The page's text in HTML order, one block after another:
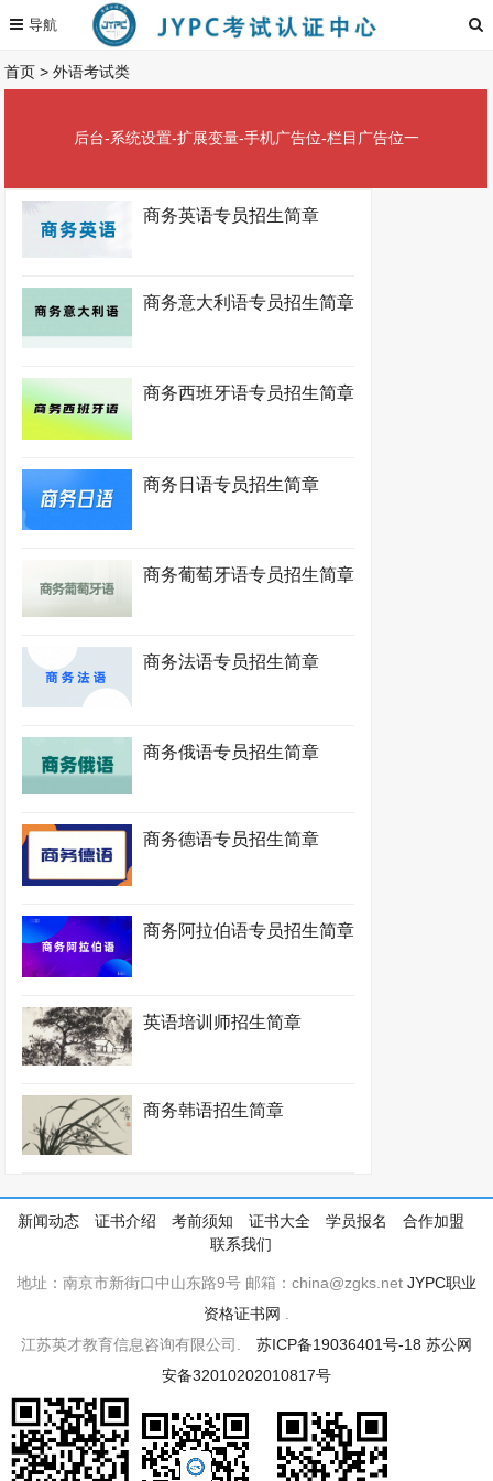
首页 >外语考试类
后台-系统设置-扩展变量-手机广告位-栏目广告位一
商务英语专员招生简章
商务意大利语专员招生简章
商务西班牙语专员招生简章
商务日语专员招生简章
商务葡萄牙语专员招生简章
商务法语专员招生简章
商务俄语专员招生简章
商务德语专员招生简章
商务阿拉伯语专员招生简章
英语培训师招生简章
商务韩语招生简章
新闻动态 证书介绍 考前须知 证书大全 学员报名
合作加盟
联系我们
地址：南京市新街口中山东路9号 邮箱：china@zgks.net JYPC职业
资格证书网
江苏英才教育信息咨询有限公司. 苏ICP备19036401号-18 苏公网
安备32010202010817号